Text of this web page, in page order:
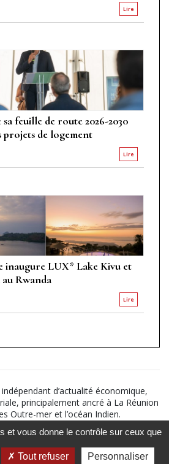
Lire
feuille de route 2026-2030
projets de logement
Lire
inaugure LUX* Lake Kivu et
Rwanda
Lire
d’actualité économique,
principalement ancré à La Réunion
Outre-mer et l’océan Indien.
Notice légale
Politique de
et vous donne le contrôle sur ceux que
Tout refuser Personnaliser